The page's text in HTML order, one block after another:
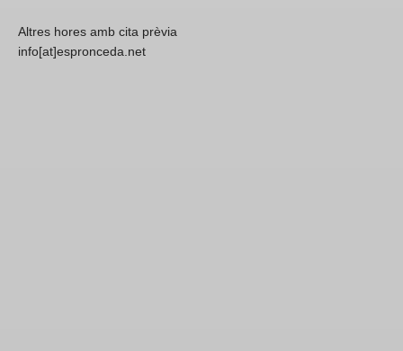
Altres hores amb cita prèvia
info[at]espronceda.net